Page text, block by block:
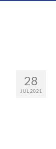
28
JUL 2021